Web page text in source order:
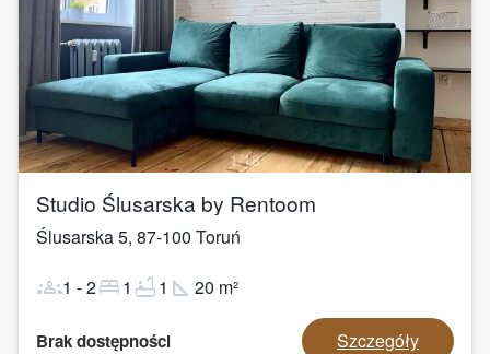
1/18
Studio Ślusarska by Rentoom
Ślusarska 5, 87-100 Toruń
groups1 -2bed1 bathtub1 square_foot 20 m²
Brak dostępności Szczegóły